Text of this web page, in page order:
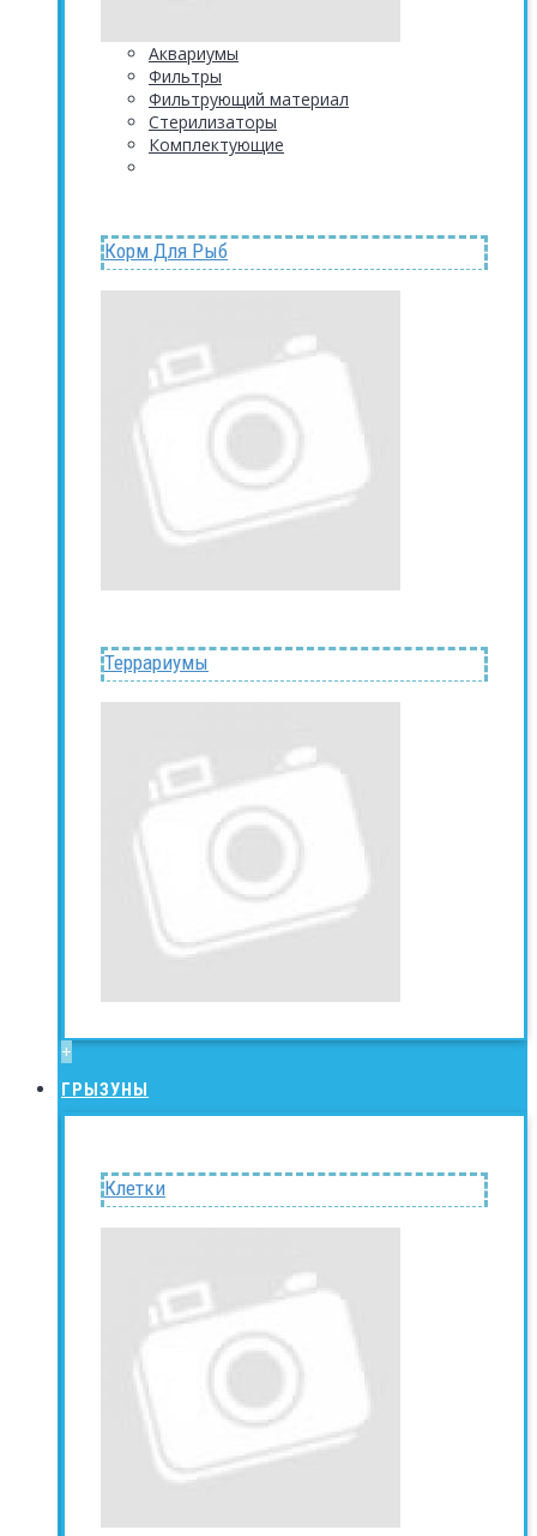
Аквариумы
Фильтры
Фильтрующий материал
Стерилизаторы
Комплектующие
Корм Для Рыб
Террариумы
+
ГРЫЗУНЫ
Клетки